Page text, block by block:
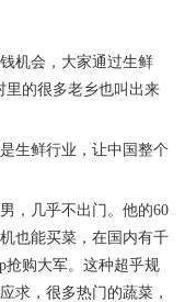
机会，大家通过生鲜
里的很多老乡也叫出来
生鲜行业，让中国整个
，几乎不出门。他的60
也能买菜，在国内有千
抢购大军。这种超乎规
求，很多热门的蔬菜，